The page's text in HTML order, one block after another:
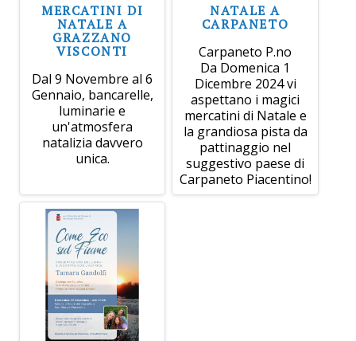
MERCATINI DI
NATALE A
GRAZZANO
VISCONTI
Dal 9 Novembre al 6
Gennaio, bancarelle,
luminarie e
un'atmosfera
natalizia davvero
unica.
NATALE A
CARPANETO
Carpaneto P.no
Da Domenica 1
Dicembre 2024 vi
aspettano i magici
mercatini di Natale e
la grandiosa pista da
pattinaggio nel
suggestivo paese di
Carpaneto Piacentino!